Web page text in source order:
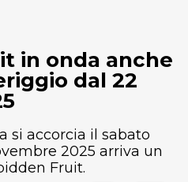
in onda anche
dal 22
si accorcia il sabato
2025 arriva un
Fruit.